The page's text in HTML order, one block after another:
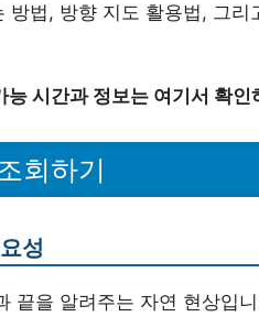
방법, 방향 지도 활용법, 그
능 시간과 정보는 여기서 확인
회하기
성
끝을 알려주는 자연 현상입